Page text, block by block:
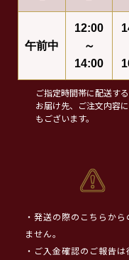
午前中
12:00
～
14:00
ご指定時間帯に配送す
お届け先、ご注文内容
もございます。
・発送の際のこちらか
ません。
・ご入金確認のご報告は